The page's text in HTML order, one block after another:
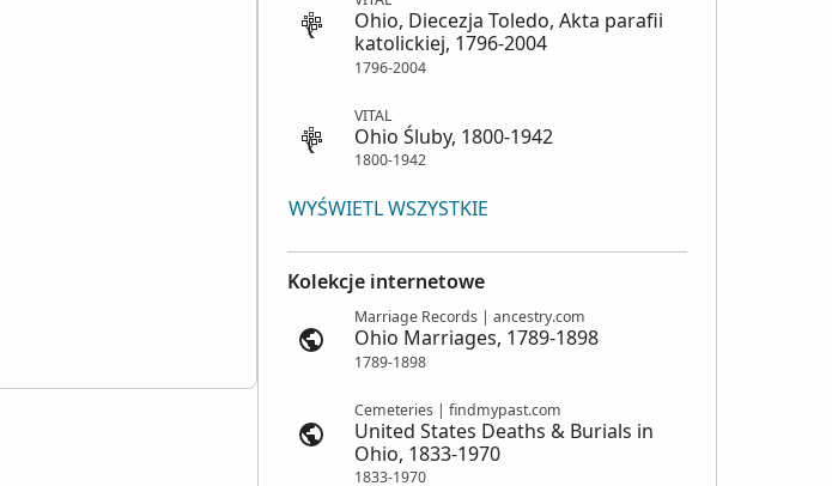
Ohio, Diecezja Toledo, Akta parafii
katolickiej, 1796-2004
1796-2004
VITAL
Ohio Śluby, 1800-1942
1800-1942
WYŚWIETL WSZYSTKIE
Kolekcje internetowe
Marriage Records | ancestry.com
Ohio Marriages, 1789-1898
1789-1898
Cemeteries | findmypast.com
United States Deaths & Burials in
Ohio, 1833-1970
1833-1970